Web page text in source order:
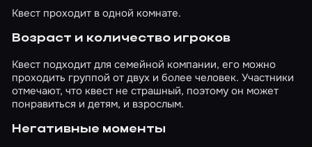
Квест проходит в одной комнате.
Возраст и количество игроков
Квест подходит для семейной компании, его можно
проходить группой от двух и более человек. Участники
отмечают, что квест не страшный, поэтому он может
понравиться и детям, и взрослым.
Негативные моменты